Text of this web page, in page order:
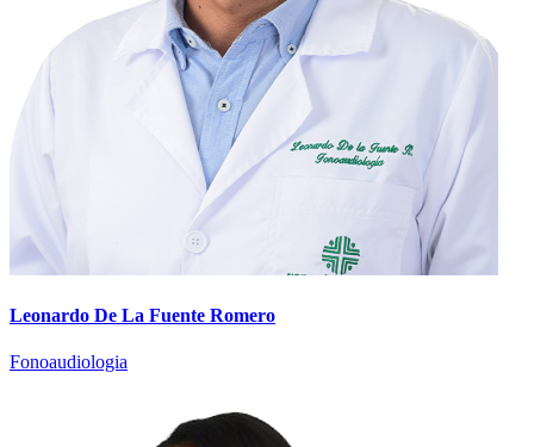
Leonardo De La Fuente Romero
Fonoaudiologia